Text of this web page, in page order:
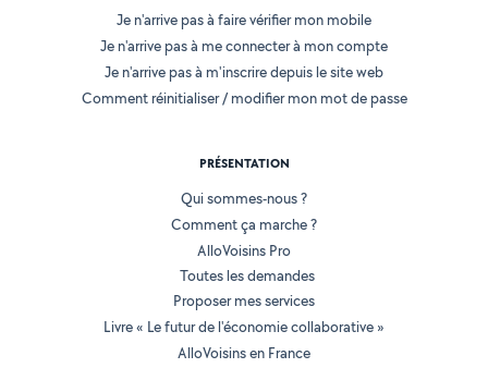
Je n'arrive pas à faire vérifier mon mobile
Je n'arrive pas à me connecter à mon compte
Je n'arrive pas à m'inscrire depuis le site web
Comment réinitialiser / modifier mon mot de passe
PRÉSENTATION
Qui sommes-nous ?
Comment ça marche ?
AlloVoisins Pro
Toutes les demandes
Proposer mes services
Livre « Le futur de l'économie collaborative »
AlloVoisins en France